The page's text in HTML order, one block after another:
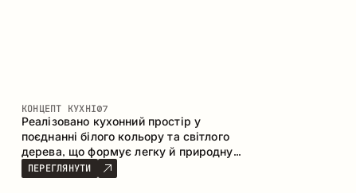
КОНЦЕПТ КУХНІ07
Реалізовано кухонний простір у
поєднанні білого кольору та світлого
дерева, що формує легку й природну
атмосферу. П-подібна конфігурація
забезпечує ергономіку та зручність у
ПЕРЕГЛЯНУТИ